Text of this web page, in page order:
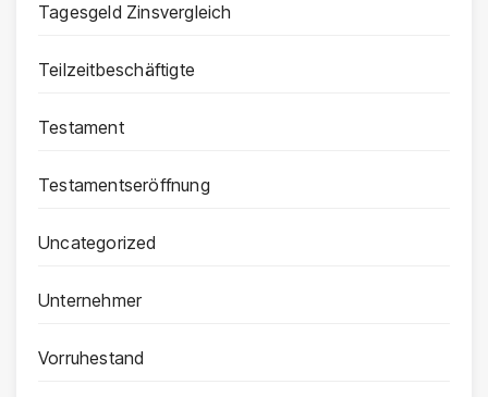
Tagesgeld Zinsvergleich
Teilzeitbeschäftigte
Testament
Testamentseröffnung
Uncategorized
Unternehmer
Vorruhestand